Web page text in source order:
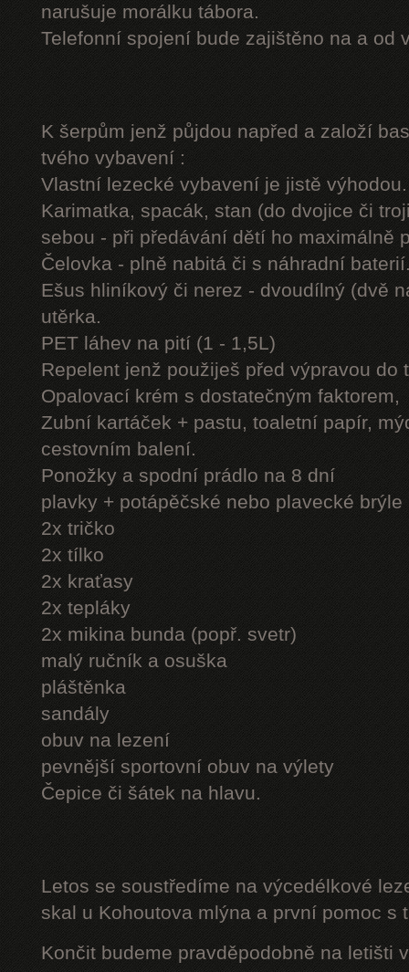
narušuje morálku tábora.
Telefonní spojení bude zajištěno na a od
K šerpům jenž půjdou napřed a založí
tvého vybavení :
Vlastní lezecké vybavení je jistě výhodou.
Karimatka, spacák, stan (do dvojice či
sebou - při předávání dětí ho maximálně
Čelovka - plně nabitá či s náhradní
Ešus hliníkový či nerez - dvoudílný (dvě
utěrka.
PET láhev na pití (1 - 1,5L)
Repelent jenž použiješ před výpravou do
Opalovací krém s dostatečným faktorem,
Zubní kartáček + pastu, toaletní papír,
cestovním balení.
Ponožky a spodní prádlo na 8 dní
plavky + potápěčské nebo plavecké brýle
2x tričko
2x tílko
2x kraťasy
2x tepláky
2x mikina bunda (popř. svetr)
malý ručník a osuška
pláštěnka
sandály
obuv na lezení
pevnější sportovní obuv na výlety
Čepice či šátek na hlavu.
Letos se soustředíme na výcedélkové
skal u Kohoutova mlýna a první pomoc s
Končit budeme pravděpodobně na letišti